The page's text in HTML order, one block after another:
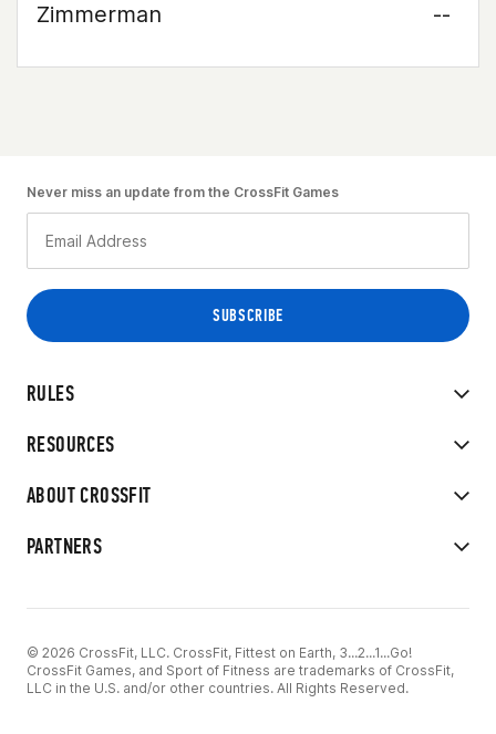
Zimmerman
--
RULES
RESOURCES
ABOUT CROSSFIT
PARTNERS
Never miss an update from the CrossFit Games
© 2026 CrossFit, LLC. CrossFit, Fittest on Earth, 3...2...1...Go!
CrossFit Games, and Sport of Fitness are trademarks of CrossFit,
LLC in the U.S. and/or other countries. All Rights Reserved.